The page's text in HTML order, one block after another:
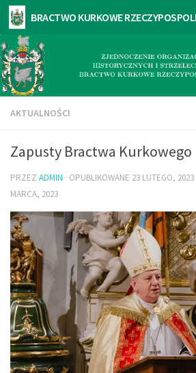
AKTUALNOŚCI
Zapusty Bractwa Kurkowego
PRZEZ ADMIN · OPUBLIKOWANE 23 LUTEGO, 2023
MARCA, 2023